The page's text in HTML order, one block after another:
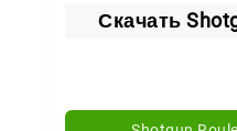
Ручная пила
—
—
Скачать